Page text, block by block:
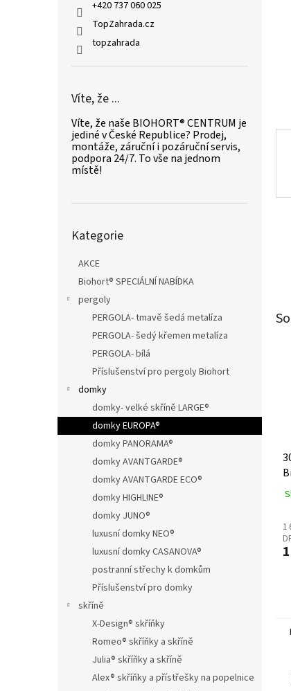
+420 737 060 025
TopZahrada.cz
topzahrada
Víte, že ...
Víte, že naše BIOHORT® CENTRUM je
jediné v České Republice? Prodej,
montáže, záruční i pozáruční servis,
podpora 24/7. To vše na jednom
místě!
kategorie
Kategorie
AKCE
Biohort® SPECIÁLNÍ NABÍDKA
pergoly
PERGOLA- tmavě šedá metalíza
PERGOLA- šedý křemen metalíza
PERGOLA- bílá
Příslušenství pro pergoly Biohort
domky
domky- velké skříně LARGE®
domky EUROPA®
domky PANORAMA®
domky AVANTGARDE®
domky AVANTGARDE ECO®
domky HIGHLINE®
domky JUNO®
luxusní domky NEO®
luxusní domky CASANOVA®
postranní střechy k domkům
Příslušenství pro domky
skříně
X-Design® skříňky
Romeo® skříňky a skříně
Julia® skříňky a skříně
Alex® skříňky a přístřešky na popelnice
1